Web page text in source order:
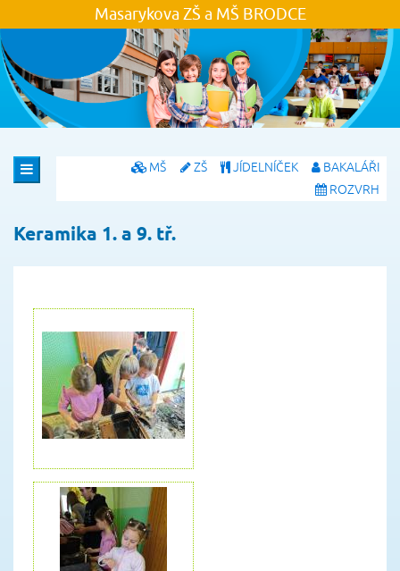
Masarykova ZŠ a MŠ BRODCE
MŠ ZŠ JÍDELNÍČEK
BAKALÁŘI
ROZVRH
Keramika 1. a 9. tř.